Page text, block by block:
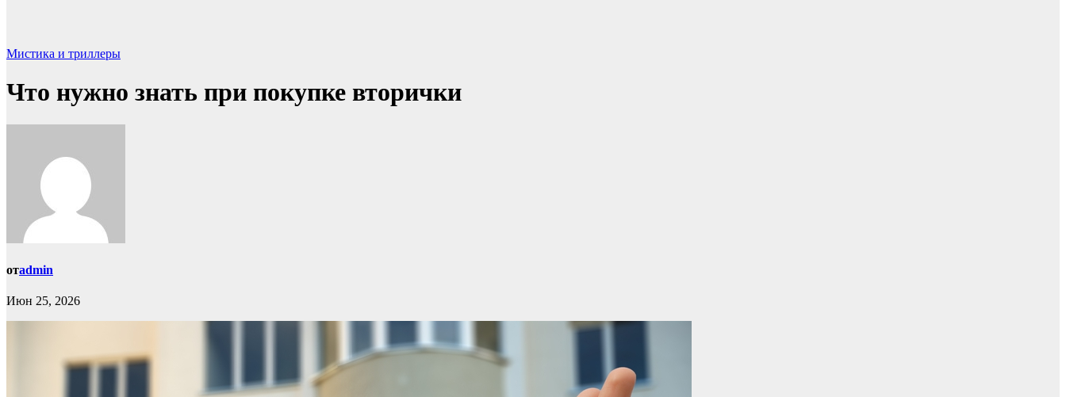
Мистика и триллеры
Что нужно знать при покупке вторички
отadmin
Июн 25, 2026